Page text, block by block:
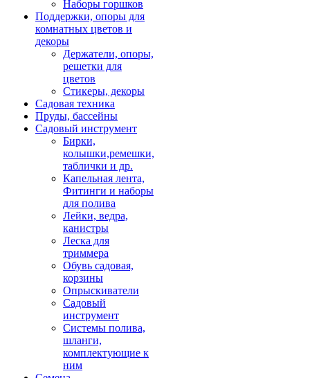
Наборы горшков
Поддержки, опоры для
комнатных цветов и
декоры
Держатели, опоры,
решетки для
цветов
Стикеры, декоры
Садовая техника
Пруды, бассейны
Садовый инструмент
Бирки,
колышки,ремешки,
таблички и др.
Капельная лента,
Фитинги и наборы
для полива
Лейки, ведра,
канистры
Леска для
триммера
Обувь садовая,
корзины
Опрыскиватели
Садовый
инструмент
Системы полива,
шланги,
комплектующие к
ним